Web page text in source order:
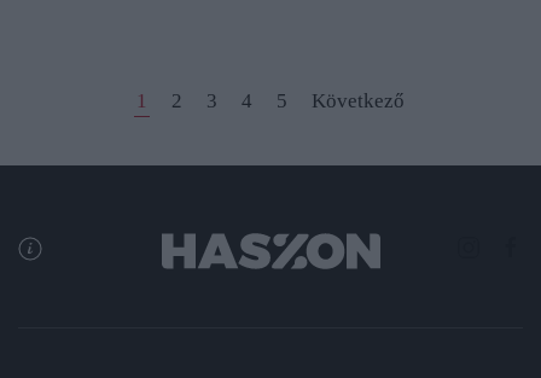
1 2 3 4 5 Következő